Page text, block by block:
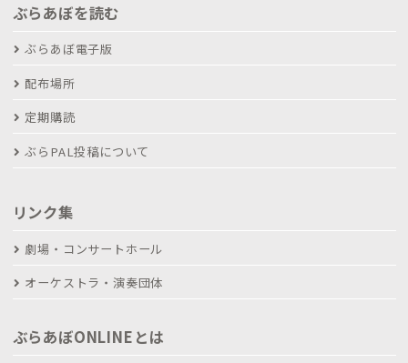
ぶらあぼを読む
ぶらあぼ電子版
配布場所
定期購読
ぶらPAL投稿について
リンク集
劇場・コンサートホール
オーケストラ・演奏団体
ぶらあぼONLINEとは